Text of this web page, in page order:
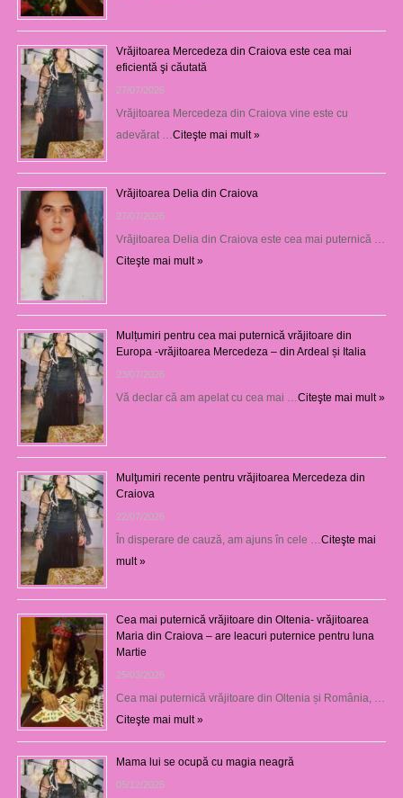
Vrăjitoarea Mercedeza din Craiova este cea mai
eficientă şi căutată
27/07/2026
Vrăjitoarea Mercedeza din Craiova vine este cu
adevărat … Citeşte mai mult »
Vrăjitoarea Delia din Craiova
27/07/2026
Vrăjitoarea Delia din Craiova este cea mai puternică …
Citeşte mai mult »
Mulțumiri pentru cea mai puternică vrăjitoare din
Europa -vrăjitoarea Mercedeza – din Ardeal și Italia
23/07/2026
Vă declar că am apelat cu cea mai … Citeşte mai mult »
Mulţumiri recente pentru vrăjitoarea Mercedeza din
Craiova
22/07/2026
În disperare de cauză, am ajuns în cele … Citeşte mai
mult »
Cea mai puternică vrăjitoare din Oltenia- vrăjitoarea
Maria din Craiova – are leacuri puternice pentru luna
Martie
25/03/2026
Cea mai puternică vrăjitoare din Oltenia și România, …
Citeşte mai mult »
Mama lui se ocupă cu magia neagră
05/12/2025